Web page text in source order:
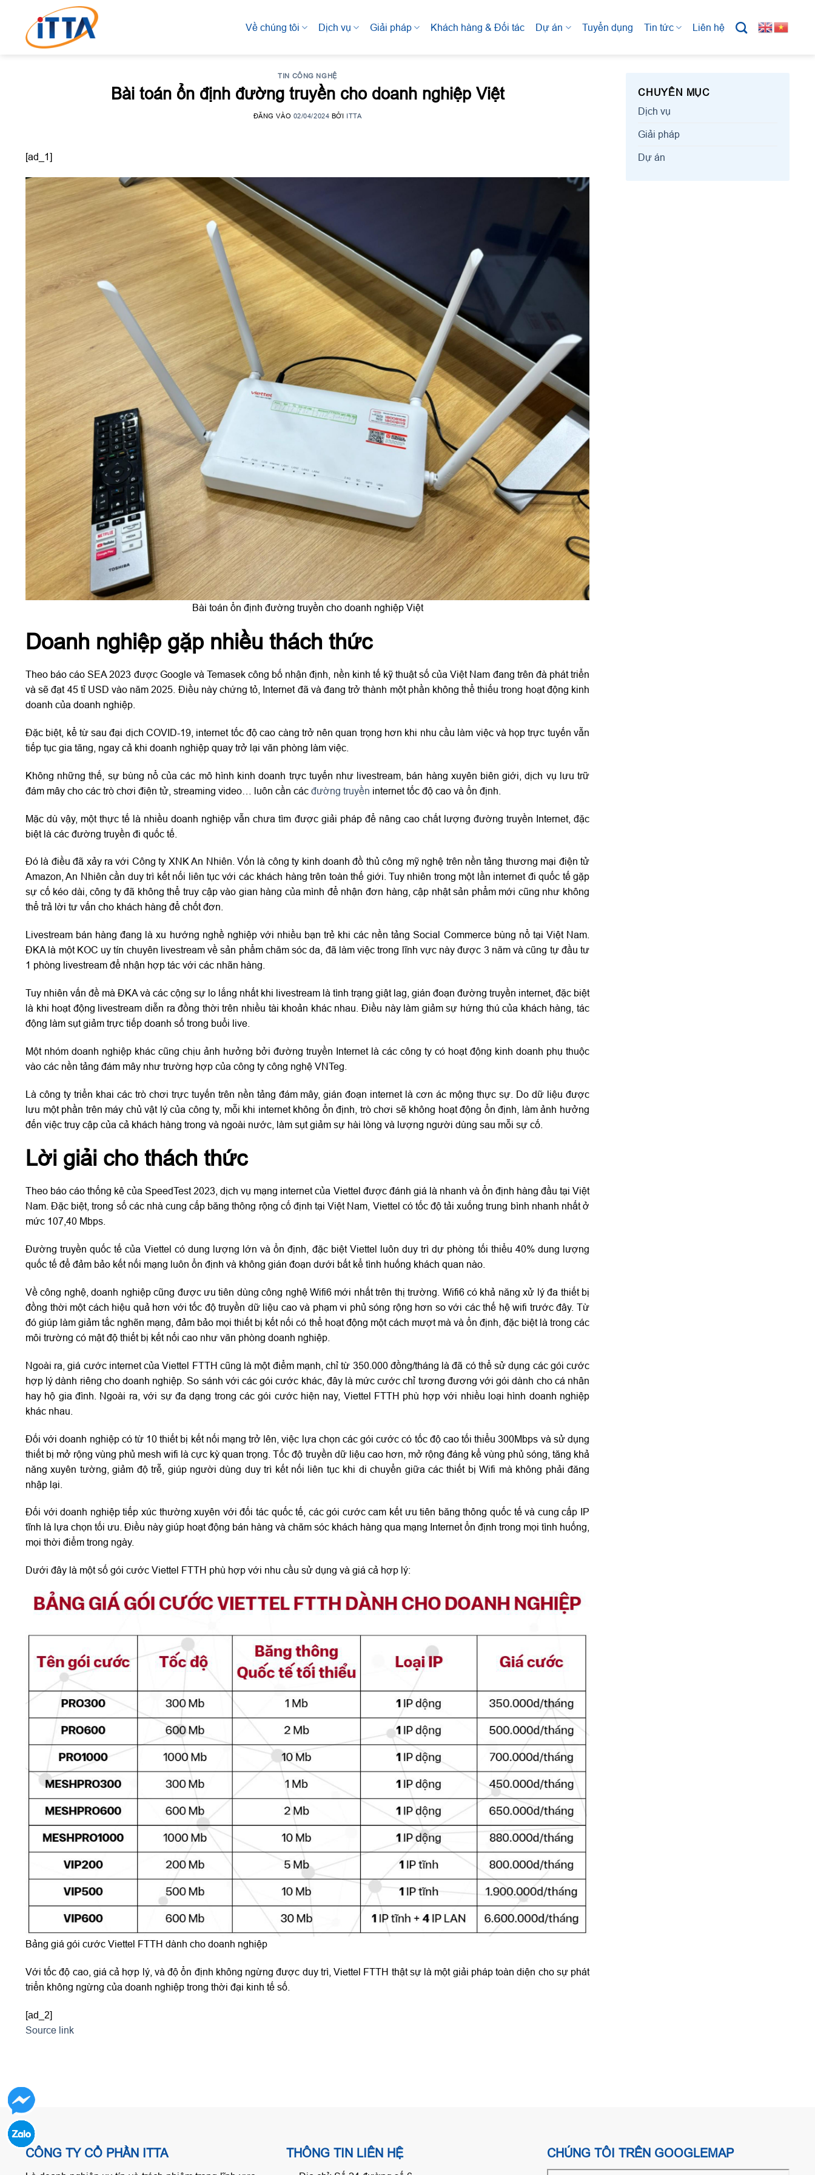
content
Về chúng tôi Dịch vụ Giải pháp Khách hàng & Đối tác Dự án Tuyển dụng Tin tức Liên hệ
TIN CÔNG NGHỆ
Bài toán ổn định đường truyền cho doanh nghiệp Việt
ĐĂNG VÀO 02/04/2024 BỞI ITTA
[ad_1]
Bài toán ổn định đường truyền cho doanh nghiệp Việt
Doanh nghiệp gặp nhiều thách thức
Theo báo cáo SEA 2023 được Google và Temasek công bố nhận định, nền kinh tế kỹ thuật số của Việt Nam đang trên đà phát triển
và sẽ đạt 45 tỉ USD vào năm 2025. Điều này chứng tỏ, Internet đã và đang trở thành một phần không thể thiếu trong hoạt động kinh
doanh của doanh nghiệp.
Đặc biệt, kể từ sau đại dịch COVID-19, internet tốc độ cao càng trở nên quan trọng hơn khi nhu cầu làm việc và họp trực tuyến vẫn
tiếp tục gia tăng, ngay cả khi doanh nghiệp quay trở lại văn phòng làm việc.
Không những thế, sự bùng nổ của các mô hình kinh doanh trực tuyến như livestream, bán hàng xuyên biên giới, dịch vụ lưu trữ
đám mây cho các trò chơi điện tử, streaming video… luôn cần các đường truyền internet tốc độ cao và ổn định.
Mặc dù vậy, một thực tế là nhiều doanh nghiệp vẫn chưa tìm được giải pháp để nâng cao chất lượng đường truyền Internet, đặc
biệt là các đường truyền đi quốc tế.
Đó là điều đã xảy ra với Công ty XNK An Nhiên. Vốn là công ty kinh doanh đồ thủ công mỹ nghệ trên nền tảng thương mại điện tử
Amazon, An Nhiên cần duy trì kết nối liên tục với các khách hàng trên toàn thế giới. Tuy nhiên trong một lần internet đi quốc tế gặp
sự cố kéo dài, công ty đã không thể truy cập vào gian hàng của mình để nhận đơn hàng, cập nhật sản phẩm mới cũng như không
thể trả lời tư vấn cho khách hàng để chốt đơn.
Livestream bán hàng đang là xu hướng nghề nghiệp với nhiều bạn trẻ khi các nền tảng Social Commerce bùng nổ tại Việt Nam.
ĐKA là một KOC uy tín chuyên livestream về sản phẩm chăm sóc da, đã làm việc trong lĩnh vực này được 3 năm và cũng tự đầu tư
1 phòng livestream để nhận hợp tác với các nhãn hàng.
Tuy nhiên vấn đề mà ĐKA và các cộng sự lo lắng nhất khi livestream là tình trạng giật lag, gián đoạn đường truyền internet, đặc biệt
là khi hoạt động livestream diễn ra đồng thời trên nhiều tài khoản khác nhau. Điều này làm giảm sự hứng thú của khách hàng, tác
động làm sụt giảm trực tiếp doanh số trong buổi live.
Một nhóm doanh nghiệp khác cũng chịu ảnh hưởng bởi đường truyền Internet là các công ty có hoạt động kinh doanh phụ thuộc
vào các nền tảng đám mây như trường hợp của công ty công nghệ VNTeg.
Là công ty triển khai các trò chơi trực tuyến trên nền tảng đám mây, gián đoạn internet là cơn ác mộng thực sự. Do dữ liệu được
lưu một phần trên máy chủ vật lý của công ty, mỗi khi internet không ổn định, trò chơi sẽ không hoạt động ổn định, làm ảnh hưởng
đến việc truy cập của cả khách hàng trong và ngoài nước, làm sụt giảm sự hài lòng và lượng người dùng sau mỗi sự cố.
Lời giải cho thách thức
Theo báo cáo thống kê của SpeedTest 2023, dịch vụ mạng internet của Viettel được đánh giá là nhanh và ổn định hàng đầu tại Việt
Nam. Đặc biệt, trong số các nhà cung cấp băng thông rộng cố định tại Việt Nam, Viettel có tốc độ tải xuống trung bình nhanh nhất ở
mức 107,40 Mbps.
Đường truyền quốc tế của Viettel có dung lượng lớn và ổn định, đặc biệt Viettel luôn duy trì dự phòng tối thiểu 40% dung lượng
quốc tế để đảm bảo kết nối mạng luôn ổn định và không gián đoạn dưới bất kể tình huống khách quan nào.
Về công nghệ, doanh nghiệp cũng được ưu tiên dùng công nghệ Wifi6 mới nhất trên thị trường. Wifi6 có khả năng xử lý đa thiết bị
đồng thời một cách hiệu quả hơn với tốc độ truyền dữ liệu cao và phạm vi phủ sóng rộng hơn so với các thế hệ wifi trước đây. Từ
đó giúp làm giảm tắc nghẽn mạng, đảm bảo mọi thiết bị kết nối có thể hoạt động một cách mượt mà và ổn định, đặc biệt là trong các
môi trường có mật độ thiết bị kết nối cao như văn phòng doanh nghiệp.
Ngoài ra, giá cước internet của Viettel FTTH cũng là một điểm mạnh, chỉ từ 350.000 đồng/tháng là đã có thể sử dụng các gói cước
hợp lý dành riêng cho doanh nghiệp. So sánh với các gói cước khác, đây là mức cước chỉ tương đương với gói dành cho cá nhân
hay hộ gia đình. Ngoài ra, với sự đa dạng trong các gói cước hiện nay, Viettel FTTH phù hợp với nhiều loại hình doanh nghiệp
khác nhau.
Đối với doanh nghiệp có từ 10 thiết bị kết nối mạng trở lên, việc lựa chọn các gói cước có tốc độ cao tối thiểu 300Mbps và sử dụng
thiết bị mở rộng vùng phủ mesh wifi là cực kỳ quan trọng. Tốc độ truyền dữ liệu cao hơn, mở rộng đáng kể vùng phủ sóng, tăng khả
năng xuyên tường, giảm độ trễ, giúp người dùng duy trì kết nối liên tục khi di chuyển giữa các thiết bị Wifi mà không phải đăng
nhập lại.
Đối với doanh nghiệp tiếp xúc thường xuyên với đối tác quốc tế, các gói cước cam kết ưu tiên băng thông quốc tế và cung cấp IP
tĩnh là lựa chọn tối ưu. Điều này giúp hoạt động bán hàng và chăm sóc khách hàng qua mạng Internet ổn định trong mọi tình huống,
mọi thời điểm trong ngày.
Dưới đây là một số gói cước Viettel FTTH phù hợp với nhu cầu sử dụng và giá cả hợp lý:
Bảng giá gói cước Viettel FTTH dành cho doanh nghiệp
Với tốc độ cao, giá cả hợp lý, và độ ổn định không ngừng được duy trì, Viettel FTTH thật sự là một giải pháp toàn diện cho sự phát
triển không ngừng của doanh nghiệp trong thời đại kinh tế số.
[ad_2]
Source link
CHUYÊN MỤC
Dịch vụ
Giải pháp
Dự án
CÔNG TY CỔ PHẦN ITTA THÔNG TIN LIÊN HỆ CHÚNG TÔI TRÊN GOOGLEMAP